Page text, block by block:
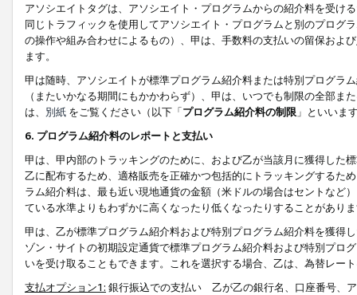
アソシエイトタグは、アソシエイト・プログラムからの紹介料を受け
同じトラフィックを使用してアソシエイト・プログラムと別のプログ
の操作や組み合わせによるもの）、甲は、手数料の支払いの留保およ
ます。
甲は随時、アソシエイトが標準プログラム紹介料または特別プログラ
（またいかなる期間にもかかわらず）、甲は、いつでも制限の全部
は、 別紙 をご覧ください（以下「プログラム紹介料の制限 」といいま
6. プログラム紹介料のレポートと支払い
甲は、甲内部のトラッキングのために、および乙が当該月に獲得した
乙に配布するため、適格販売を正確かつ包括的にトラッキングするた
ラム紹介料は、最も近い現地通貨の金額（米ドルの場合はセントなど
ている水準よりもわずかに高くなったり低くなったりすることがあり
甲は、乙が標準プログラム紹介料および特別プログラム紹介料を獲得
ゾン・サイトの初期設定通貨で標準プログラム紹介料および特別プロ
いを受け取ることもできます。これを選択する場合、乙は、為替レー
支払オプション1: 銀行振込での支払い 乙が乙の銀行名、口座番号、